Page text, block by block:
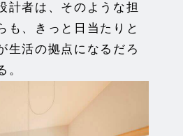
計者は、そのような担
も、きっと日当たりと
生活の拠点になるだろ
。